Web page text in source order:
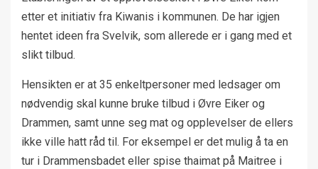
etter et initiativ fra Kiwanis i kommunen. De har igjen
hentet ideen fra Svelvik, som allerede er i gang med et
slikt tilbud.
Hensikten er at 35 enkeltpersoner med ledsager om
nødvendig skal kunne bruke tilbud i Øvre Eiker og
Drammen, samt unne seg mat og opplevelser de ellers
ikke ville hatt råd til. For eksempel er det mulig å ta en
tur i Drammensbadet eller spise thaimat på Maitree i